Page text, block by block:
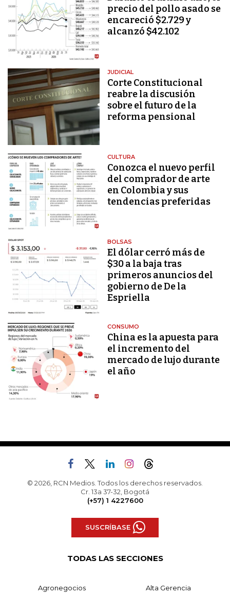
precio del pollo asado se
encareció $2.729 y
alcanzó $42.102
JUDICIAL
Corte Constitucional
reabre la discusión
sobre el futuro de la
reforma pensional
CULTURA
Conozca el nuevo perfil
del comprador de arte
en Colombia y sus
tendencias preferidas
BOLSAS
El dólar cerró más de
$30 a la baja tras
primeros anuncios del
gobierno de De la
Espriella
CONSUMO
China es la apuesta para
el incremento del
mercado de lujo durante
el año
© 2026, RCN Medios. Todos los derechos reservados.
Cr. 13a 37-32, Bogotá
(+57) 1 4227600
SUSCRÍBASE
TODAS LAS SECCIONES
Agronegocios Alta Gerencia